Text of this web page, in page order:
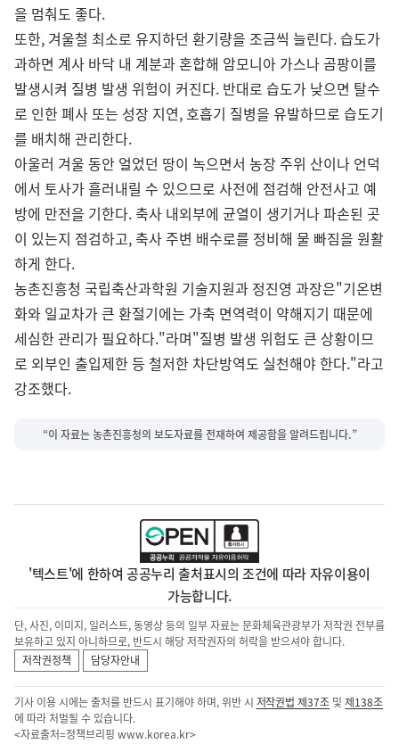
을 멈춰도 좋다.
또한, 겨울철 최소로 유지하던 환기량을 조금씩 늘린다. 습도가
과하면 계사 바닥 내 계분과 혼합해 암모니아 가스나 곰팡이를
발생시켜 질병 발생 위험이 커진다. 반대로 습도가 낮으면 탈수
로 인한 폐사 또는 성장 지연, 호흡기 질병을 유발하므로 습도기
를 배치해 관리한다.
아울러 겨울 동안 얼었던 땅이 녹으면서 농장 주위 산이나 언덕
에서 토사가 흘러내릴 수 있으므로 사전에 점검해 안전사고 예
방에 만전을 기한다. 축사 내외부에 균열이 생기거나 파손된 곳
이 있는지 점검하고, 축사 주변 배수로를 정비해 물 빠짐을 원활
하게 한다.
농촌진흥청 국립축산과학원 기술지원과 정진영 과장은"기온변
화와 일교차가 큰 환절기에는 가축 면역력이 약해지기 때문에
세심한 관리가 필요하다."라며"질병 발생 위험도 큰 상황이므
로 외부인 출입제한 등 철저한 차단방역도 실천해야 한다."라고
강조했다.
“이 자료는 농촌진흥청의 보도자료를 전재하여 제공함을 알려드립니다.”
'텍스트'에 한하여 공공누리 출처표시의 조건에 따라 자유이용이
가능합니다.
단, 사진, 이미지, 일러스트, 동영상 등의 일부 자료는 문화체육관광부가 저작권 전부를
보유하고 있지 아니하므로, 반드시 해당 저작권자의 허락을 받으셔야 합니다.
저작권정책
담당자안내
기사 이용 시에는 출처를 반드시 표기해야 하며, 위반 시 저작권법 제37조 및제138조
에 따라 처벌될 수 있습니다.
<자료출처=정책브리핑 www.korea.kr>